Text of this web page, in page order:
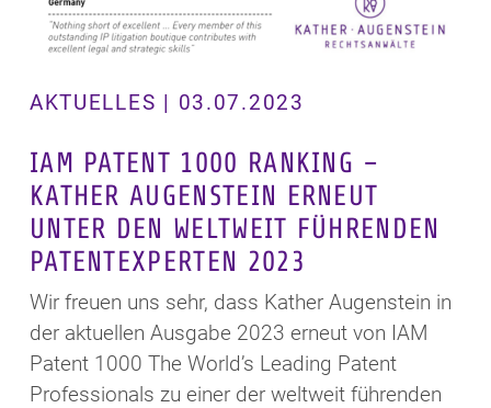
AKTUELLES | 03.07.2023
IAM PATENT 1000 RANKING –
KATHER AUGENSTEIN ERNEUT
UNTER DEN WELTWEIT FÜHRENDEN
PATENTEXPERTEN 2023
Wir freuen uns sehr, dass Kather Augenstein in
der aktuellen Ausgabe 2023 erneut von IAM
Patent 1000 The World’s Leading Patent
Professionals zu einer der weltweit führenden